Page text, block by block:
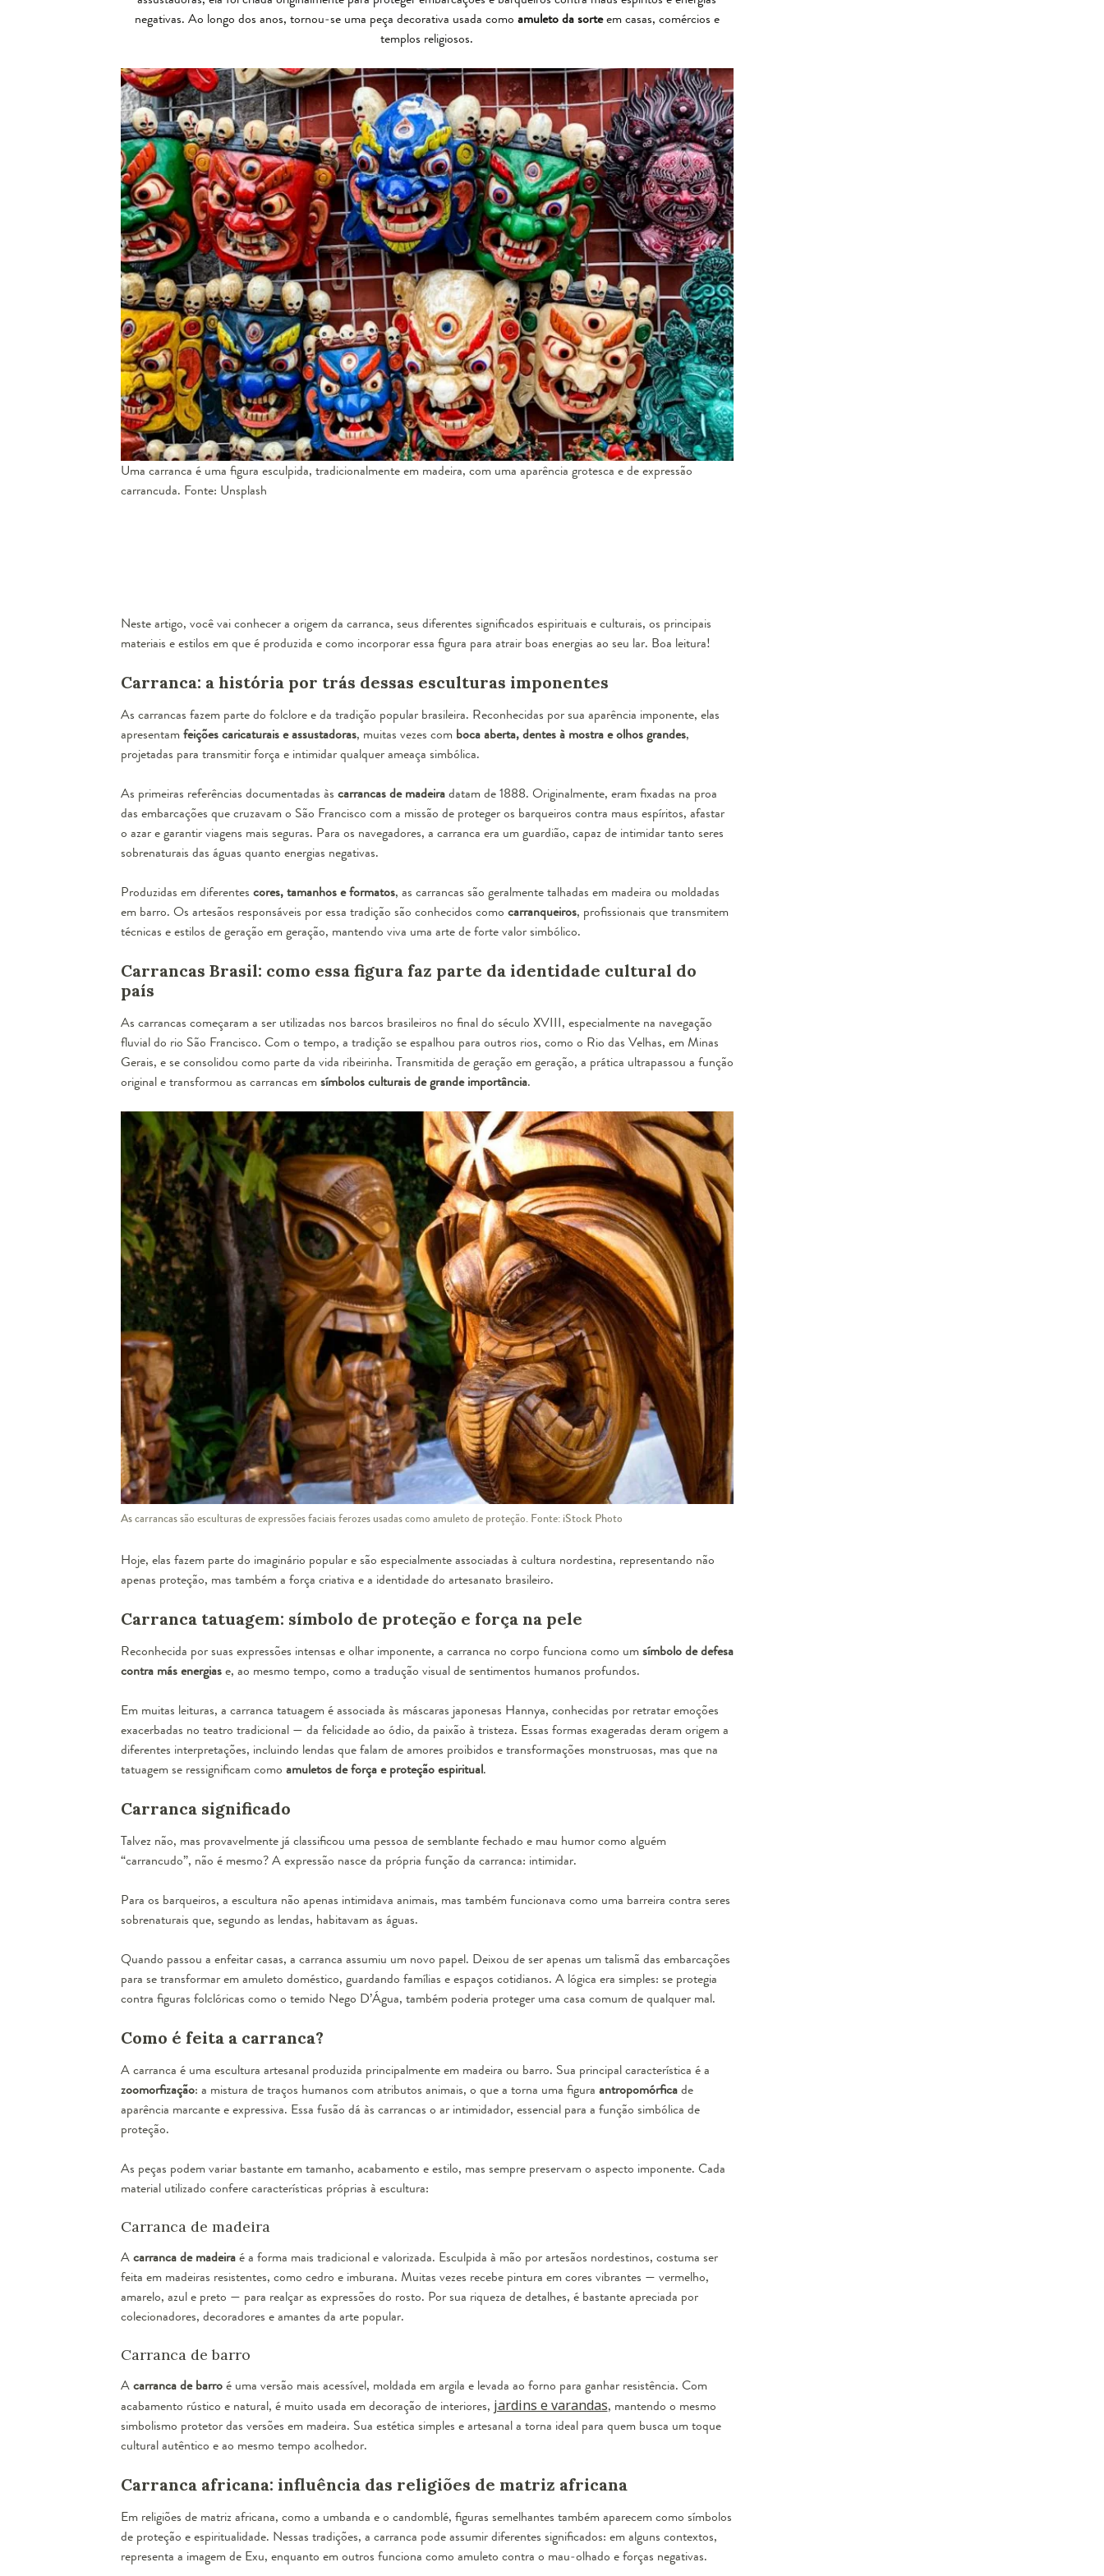
negativas. Ao longo dos anos, tornou-se uma peça decorativa usada como amuleto da sorteem casas, comércios e
templos religiosos.
Uma carranca é uma figura esculpida, tradicionalmente em madeira, com uma aparência grotesca e de expressão
carrancuda. Fonte: Unsplash
Neste artigo, você vai conhecer a origem da carranca, seus diferentes significados espirituais e culturais, os principais
materiais e estilos em que é produzida e como incorporar essa figura para atrair boas energias ao seu lar. Boa leitura!
Carranca: a história por trás dessas esculturas imponentes
As carrancas fazem parte do folclore e da tradição popular brasileira. Reconhecidas por sua aparência imponente, elas
apresentamfeições caricaturais e assustadoras, muitas vezes com boca aberta, dentes à mostra e olhos grandes,
projetadas para transmitir força e intimidar qualquer ameaça simbólica.
As primeiras referências documentadas às carrancas de madeiradatam de 1888. Originalmente, eram fixadas na proa
das embarcações que cruzavam o São Francisco com a missão de proteger os barqueiros contra maus espíritos, afastar
o azar e garantir viagens mais seguras. Para os navegadores, a carranca era um guardião, capaz de intimidar tanto seres
sobrenaturais das águas quanto energias negativas.
Produzidas em diferentes cores, tamanhos e formatos, as carrancas são geralmente talhadas em madeira ou moldadas
em barro. Os artesãos responsáveis por essa tradição são conhecidos como carranqueiros, profissionais que transmitem
técnicas e estilos de geração em geração, mantendo viva uma arte de forte valor simbólico.
Carrancas Brasil: como essa figura faz parte da identidade cultural do
país
As carrancas começaram a ser utilizadas nos barcos brasileiros no final do século XVIII, especialmente na navegação
fluvial do rio São Francisco. Com o tempo, a tradição se espalhou para outros rios, como o Rio das Velhas, em Minas
Gerais, e se consolidou como parte da vida ribeirinha. Transmitida de geração em geração, a prática ultrapassou a função
original e transformou as carrancas emsímbolos culturais de grande importância.
As carrancas são esculturas de expressões faciais ferozes usadas como amuleto de proteção. Fonte: iStock Photo
Hoje, elas fazem parte do imaginário popular e são especialmente associadas à cultura nordestina, representando não
apenas proteção, mas também a força criativa e a identidade do artesanato brasileiro.
Carranca tatuagem: símbolo de proteção e força na pele
Reconhecida por suas expressões intensas e olhar imponente, a carranca no corpo funciona como umsímbolo de defesa
contra más energiase, ao mesmo tempo, como a tradução visual de sentimentos humanos profundos.
Em muitas leituras, a carranca tatuagem é associada às máscaras japonesas Hannya, conhecidas por retratar emoções
exacerbadas no teatro tradicional — da felicidade ao ódio, da paixão à tristeza. Essas formas exageradas deram origem a
diferentes interpretações, incluindo lendas que falam de amores proibidos e transformações monstruosas, mas que na
tatuagem se ressignificam como amuletos de força e proteção espiritual.
Carranca significado
Talvez não, mas provavelmente já classificou uma pessoa de semblante fechado e mau humor como alguém
“carrancudo”, não é mesmo? A expressão nasce da própria função da carranca: intimidar.
Para os barqueiros, a escultura não apenas intimidava animais, mas também funcionava como uma barreira contra seres
sobrenaturais que, segundo as lendas, habitavam as águas.
Quando passou a enfeitar casas, a carranca assumiu um novo papel. Deixou de ser apenas um talismã das embarcações
para se transformar em amuleto doméstico, guardando famílias e espaços cotidianos. A lógica era simples: se protegia
contra figuras folclóricas como o temido Nego D’Água, também poderia proteger uma casa comum de qualquer mal.
Como é feita a carranca?
A carranca é uma escultura artesanal produzida principalmente em madeira ou barro. Sua principal característica é a
zoomorfização: a mistura de traços humanos com atributos animais, o que a torna uma figura antropomórficade
aparência marcante e expressiva. Essa fusão dá às carrancas o ar intimidador, essencial para a função simbólica de
proteção.
As peças podem variar bastante em tamanho, acabamento e estilo, mas sempre preservam o aspecto imponente. Cada
material utilizado confere características próprias à escultura:
Carranca de madeira
Acarranca de madeiraé a forma mais tradicional e valorizada. Esculpida à mão por artesãos nordestinos, costuma ser
feita em madeiras resistentes, como cedro e imburana. Muitas vezes recebe pintura em cores vibrantes — vermelho,
amarelo, azul e preto — para realçar as expressões do rosto. Por sua riqueza de detalhes, é bastante apreciada por
colecionadores, decoradores e amantes da arte popular.
Carranca de barro
Acarranca de barroé uma versão mais acessível, moldada em argila e levada ao forno para ganhar resistência. Com
acabamento rústico e natural, é muito usada em decoração de interiores, jardins e varandas, mantendo o mesmo
simbolismo protetor das versões em madeira. Sua estética simples e artesanal a torna ideal para quem busca um toque
cultural autêntico e ao mesmo tempo acolhedor.
Carranca africana: influência das religiões de matriz africana
Em religiões de matriz africana, como a umbanda e o candomblé, figuras semelhantes também aparecem como símbolos
de proteção e espiritualidade. Nessas tradições, a carranca pode assumir diferentes significados: em alguns contextos,
representa a imagem de Exu, enquanto em outros funciona como amuleto contra o mau-olhado e forças negativas.